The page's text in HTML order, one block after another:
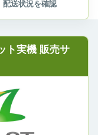
ト実機 販売サ